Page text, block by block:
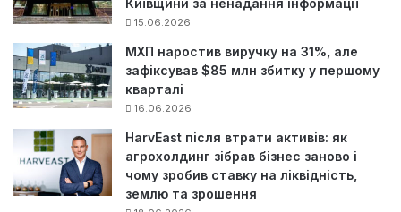
15.06.2026
МХП наростив виручку на 31%, але
зафіксував $85 млн збитку у першому
кварталі
16.06.2026
HarvEast після втрати активів: як
агрохолдинг зібрав бізнес заново і
чому зробив ставку на ліквідність,
землю та зрошення